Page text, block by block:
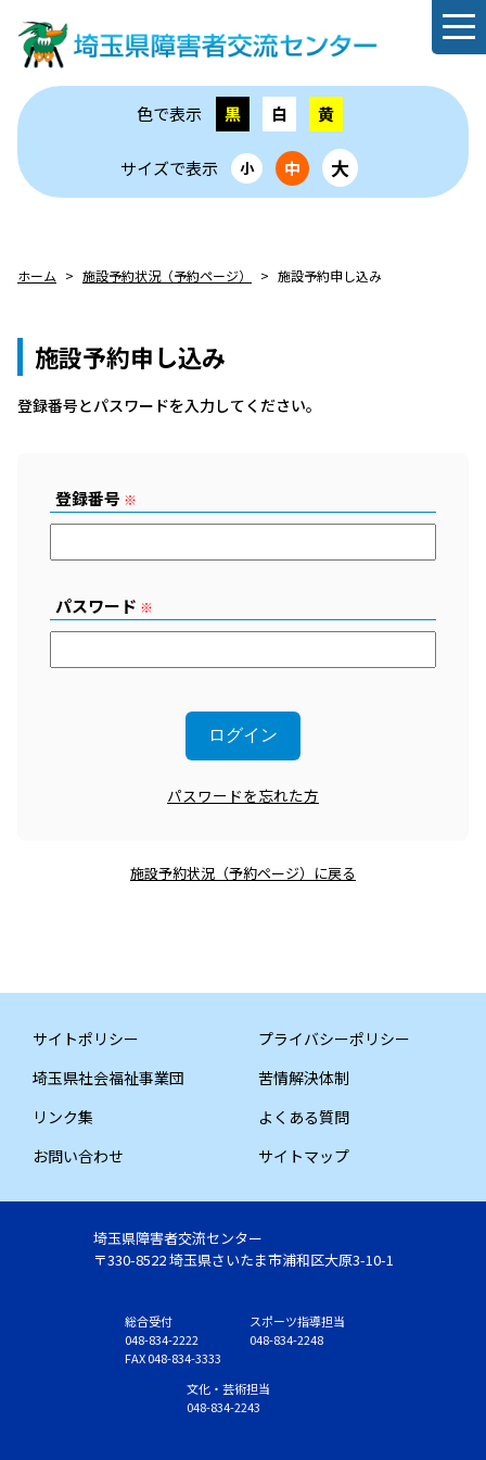
色で表示 黒 白 黄
サイズで表示 小 中 大
ホーム 施設予約状況（予約ページ） 施設予約申し込み
施設予約申し込み
登録番号とパスワードを⼊⼒してください。
登録番号 ※
パスワード ※
パスワードを忘れた方
施設予約状況（予約ページ）に戻る
サイトポリシー
プライバシーポリシー
埼玉県社会福祉事業団
苦情解決体制
リンク集
よくある質問
お問い合わせ
サイトマップ
埼玉県障害者交流センター
〒330-8522 埼玉県さいたま市浦和区大原3-10-1
総合受付
048-834-2222
FAX 048-834-3333
スポーツ指導担当
048-834-2248
文化・芸術担当
048-834-2243